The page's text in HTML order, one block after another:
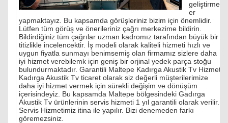
geliştirmel
er
yapmaktayız. Bu kapsamda görüşleriniz bizim için önemlidir.
Lütfen tüm görüş ve önerileriniz çağrı merkezime bildirin.
Bildirdiğiniz tüm çağrılar uzman kadromız tarafından büyük bir
titizlikle incelencektir. İş modeli olarak kaliteli hizmeti hızlı ve
uygun fiyatla sunmayı benimsemiş olan firmamız sizlere daha
iyi hizmet verebilemk için geniş bir orjinal yedek parça stoğu
bulundurmaktadır. Garantili Maltepe Kadırga Akustik Tv Hizmeti
Kadırga Akustik Tv ticaret olarak siz değerli müşterilerimize
daha iyi hizmet vermek için sürekli değişim ve dönüşüm
içerisindeyiz. Bu kapsamda Maltepe bölgesindeki Gadırga
Akustik Tv ürünlerinin servis hizmeti 1 yıl garantili olarak verilir.
Servis Hizmetimiz itina ile yapılır. Bizi denemeden farkı
göremezsiniz.